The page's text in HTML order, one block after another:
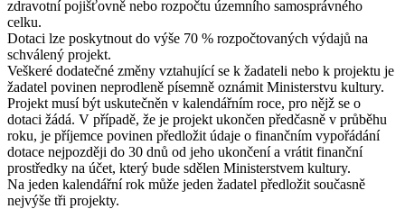
zdravotní pojišťovně nebo rozpočtu územního samosprávného
celku.
Dotaci lze poskytnout do výše 70 % rozpočtovaných výdajů na
schválený projekt.
Veškeré dodatečné změny vztahující se k žadateli nebo k projektu je
žadatel povinen neprodleně písemně oznámit Ministerstvu kultury.
Projekt musí být uskutečněn v kalendářním roce, pro nějž se o
dotaci žádá. V případě, že je projekt ukončen předčasně v průběhu
roku, je příjemce povinen předložit údaje o finančním vypořádání
dotace nejpozději do 30 dnů od jeho ukončení a vrátit finanční
prostředky na účet, který bude sdělen Ministerstvem kultury.
Na jeden kalendářní rok může jeden žadatel předložit současně
nejvýše tři projekty.